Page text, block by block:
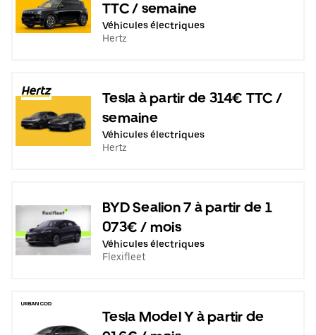
TTC / semaine
Véhicules électriques
Hertz
Tesla à partir de 314€ TTC /
semaine
Véhicules électriques
Hertz
BYD Sealion 7 à partir de 1
073€ / mois
Véhicules électriques
Flexifleet
Tesla Model Y à partir de